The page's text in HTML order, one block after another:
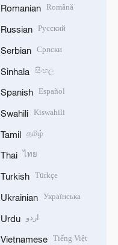
Romanian Română
Russian Русский
Serbian Српски
Sinhala සිංහල
Spanish Español
Swahili Kiswahili
Tamil தமிழ்
Thai ไทย
Turkish Türkçe
Ukrainian Українська
Urdu اردو
Vietnamese Tiếng Việt